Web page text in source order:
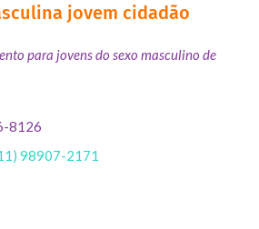
jovem cidadão
para jovens do sexo masculino de
8126
98907-2171